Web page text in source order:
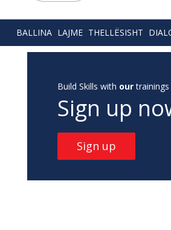
BALLINA LAJME THELLËSISHT
Build Skills with ourtrainings
Sign up
Sign up